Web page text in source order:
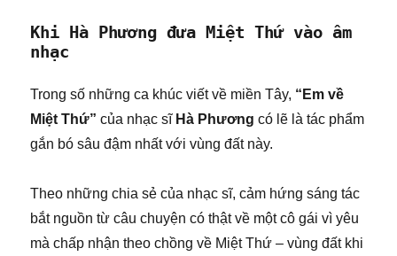
Khi Hà Phương đưa Miệt Thứ vào âm
nhạc
Trong số những ca khúc viết về miền Tây, “Em về
Miệt Thứ” của nhạc sĩ Hà Phương có lẽ là tác phẩm
gắn bó sâu đậm nhất với vùng đất này.
Theo những chia sẻ của nhạc sĩ, cảm hứng sáng tác
bắt nguồn từ câu chuyện có thật về một cô gái vì yêu
mà chấp nhận theo chồng về Miệt Thứ – vùng đất khi